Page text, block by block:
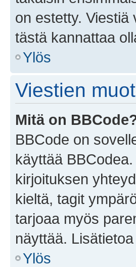
on estetty.
tästä kannattaa
Ylös
Viestien
Mitä on
BBCode on
käyttää
kirjoituksen
kieltä, tagit
tarjoaa myös
näyttää.
Ylös